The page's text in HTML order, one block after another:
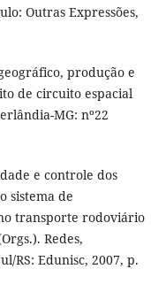
Outras Expressões,
produção e
de circuito espacial
MG: nº22
e controle dos
sistema de
transporte rodoviário
Redes,
RS: Edunisc, 2007, p.